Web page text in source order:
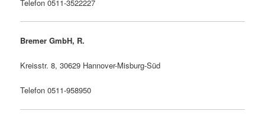
Telefon 0511-3522227
Bremer GmbH, R.
Kreisstr. 8, 30629 Hannover-Misburg-Süd
Telefon 0511-958950